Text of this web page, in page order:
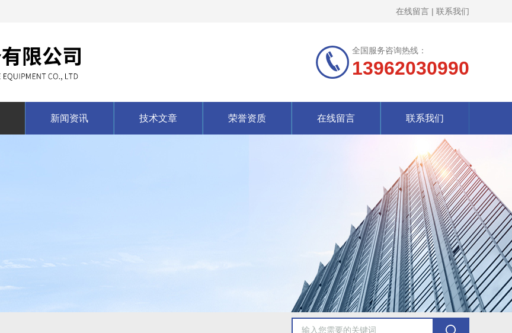
在线留言 | 联系我们
全国服务咨询热线：
13962030990
新闻资讯 技术文章 荣誉资质 在线留言 联系我们